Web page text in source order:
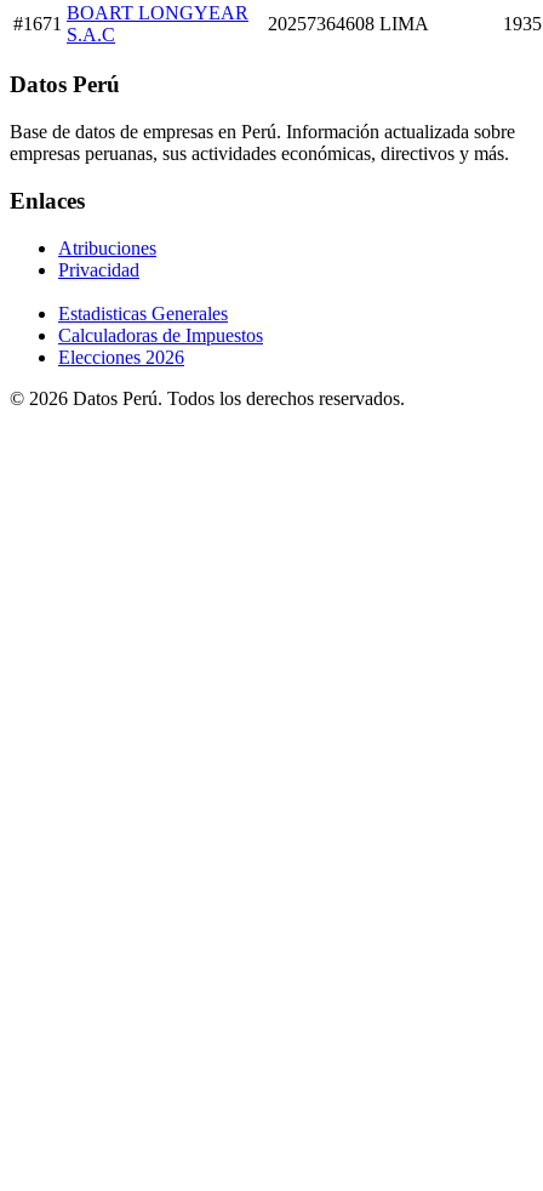
#1671
BOART LONGYEAR
S.A.C
20257364608 LIMA
Datos Perú
Base de datos de empresas en Perú. Información actualizada sobre
empresas peruanas, sus actividades económicas, directivos y más.
Enlaces
Atribuciones
Privacidad
Estadisticas Generales
Calculadoras de Impuestos
Elecciones 2026
© 2026 Datos Perú. Todos los derechos reservados.